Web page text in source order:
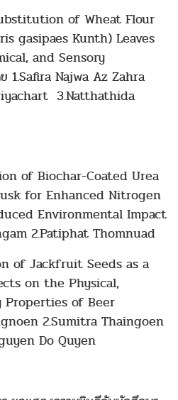
of Wheat Flour
gasipaes Kunth) Leaves
and Sensory
1.Safira Najwa Az Zahra
3.Natthathida
of Biochar-Coated Urea
for Enhanced Nitrogen
Environmental Impact
2.Patiphat Thomnuad
of Jackfruit Seeds as a
on the Physical,
Properties of Beer
2.Sumitra Thaingoen
Do Quyen